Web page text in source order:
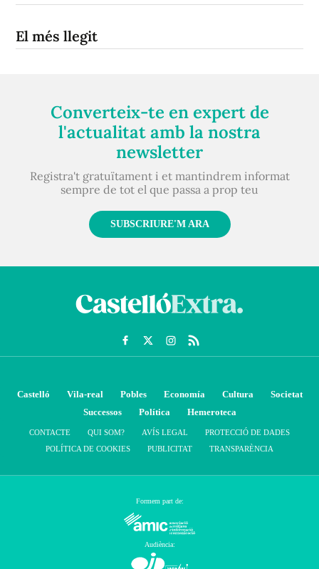
El més llegit
Converteix-te en expert de
l'actualitat amb la nostra
newsletter
Registra't gratuïtament i et mantindrem informat
sempre de tot el que passa a prop teu
SUBSCRIURE'M ARA
Castelló Vila-real Pobles Economía Cultura
Societat
Successos
Política Hemeroteca
CONTACTE QUI SOM? AVÍS LEGAL
PROTECCIÓ DE DADES
POLÍTICA DE COOKIES
PUBLICITAT TRANSPARÈNCIA
Formem part de:
Audiència: